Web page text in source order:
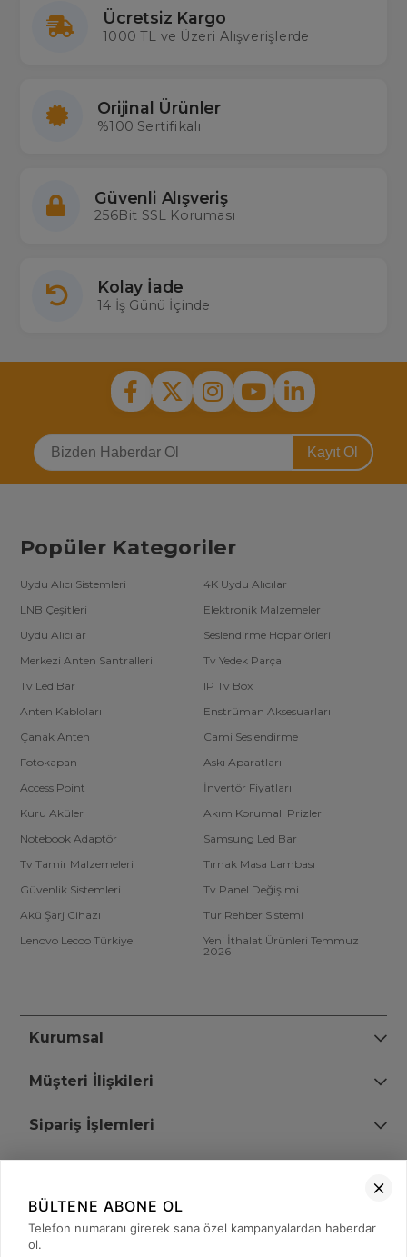
karşılaştırabilir en ucuz
akım korumalı priz fiyatları
en büyük gerçek stok çalışan toptan ve perakende elektronik
mağazasıMerterelektronik.com'dan satın alabilirsiniz.
Ücretsiz Kargo
1000 TL ve Üzeri Alışverişlerde
Orijinal Ürünler
%100 Sertifikalı
Güvenli Alışveriş
256Bit SSL Koruması
Kolay İade
14 İş Günü İçinde
Kayıt Ol
Popüler Kategoriler
Uydu Alıcı Sistemleri
4K Uydu Alıcılar
LNB Çeşitleri
Elektronik Malzemeler
Uydu Alıcılar
Seslendirme Hoparlörleri
Merkezi Anten Santralleri
Tv Yedek Parça
Tv Led Bar
IP Tv Box
Anten Kabloları
Enstrüman Aksesuarları
Çanak Anten
Cami Seslendirme
Fotokapan
Askı Aparatları
Access Point
İnvertör Fiyatları
Kuru Aküler
Akım Korumalı Prizler
Notebook Adaptör
Samsung Led Bar
Tv Tamir Malzemeleri
Tırnak Masa Lambası
Güvenlik Sistemleri
Tv Panel Değişimi
Akü Şarj Cihazı
Tur Rehber Sistemi
Lenovo Lecoo Türkiye
Yeni İthalat Ürünleri Temmuz
2026
Kurumsal
Müşteri İlişkileri
Sipariş İşlemleri
+90 (850) 473 08 08
BÜLTENE ABONE OL
Telefon numaranı girerek sana özel kampanyalardan haberdar
ol.